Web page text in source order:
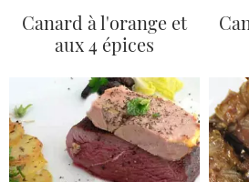
Canard à l'orange et
aux 4 épices